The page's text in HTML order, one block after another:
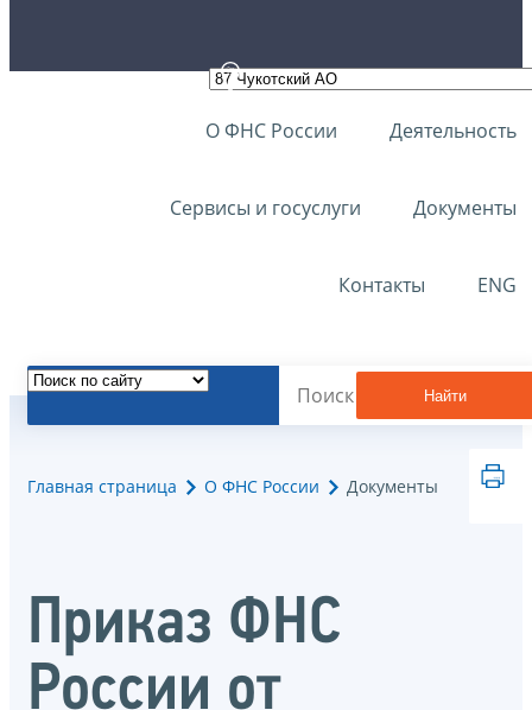
О ФНС России Деятельность
Сервисы и госуслуги Документы
Контакты ENG
Найти
Главная страница О ФНС России Документы
Приказ ФНС
России от